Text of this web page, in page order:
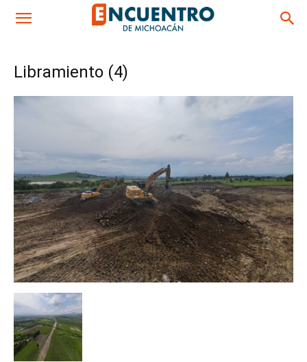
Libramiento (4)